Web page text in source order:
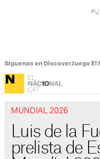
Síguenos en DiscoverJuego El
MUNDIAL 2026
Luis de la
prelista de